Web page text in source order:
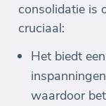
consolidatie is
cruciaal:
Het biedt
waardoor